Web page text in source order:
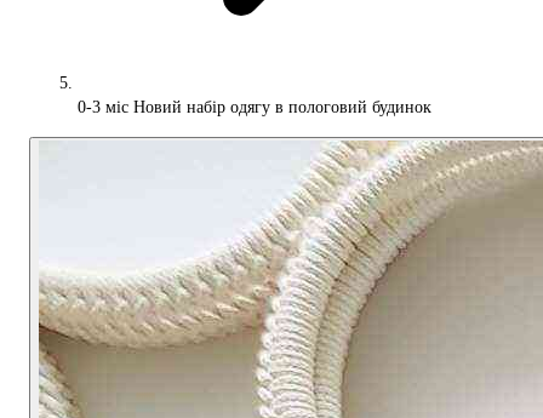
0-3 міс Новий набір одягу в пологовий будинок